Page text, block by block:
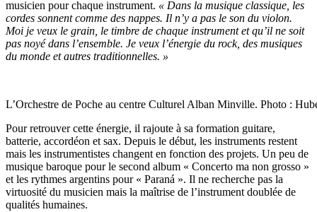
musicien pour chaque instrument. « Dans la musique classique, les
cordes sonnent comme des nappes. Il n’y a pas le son du violon.
Moi je veux le grain, le timbre de chaque instrument et qu’il ne soit
pas noyé dans l’ensemble. Je veux l’énergie du rock, des musiques
du monde et autres traditionnelles. »
L’Orchestre de Poche au centre Culturel Alban Minville. Photo :
Pour retrouver cette énergie, il rajoute à sa formation guitare,
batterie, accordéon et sax. Depuis le début, les instruments restent
mais les instrumentistes changent en fonction des projets. Un peu de
musique baroque pour le second album « Concerto ma non grosso »
et les rythmes argentins pour « Paraná ». Il ne recherche pas la
virtuosité du musicien mais la maîtrise de l’instrument doublée de
qualités humaines.